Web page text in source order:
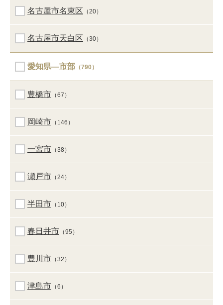
名古屋市名東区 （20）
名古屋市天白区 （30）
愛知県―市部 （790）
豊橋市 （67）
岡崎市 （146）
一宮市 （38）
瀬戸市 （24）
半田市 （10）
春日井市 （95）
豊川市 （32）
津島市 （6）